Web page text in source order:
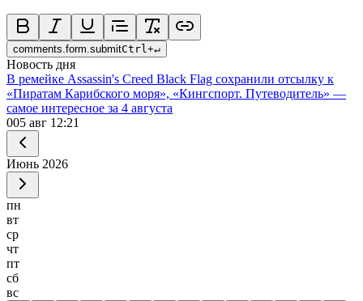
comments.form.submitCtrl+↵
Новость дня
В ремейке Assassin's Creed Black Flag сохранили отсылку к
«Пиратам Карибского моря», «Кингспорт. Путеводитель» —
самое интересное за 4 августа
005 авг 12:21
Июнь 2026
пн
вт
ср
чт
пт
сб
вс